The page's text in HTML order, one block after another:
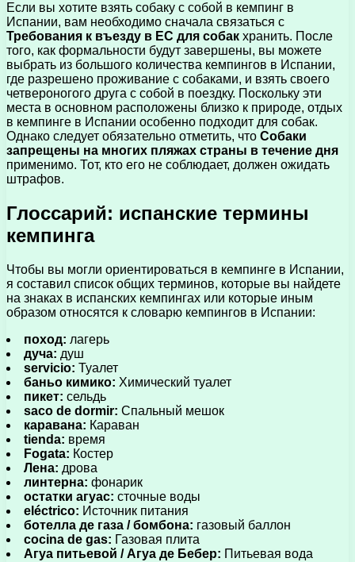
Если вы хотите взять собаку с собой в кемпинг в
Испании, вам необходимо сначала связаться с
Требования к въезду в ЕС для собак хранить. После
того, как формальности будут завершены, вы можете
выбрать из большого количества кемпингов в Испании,
где разрешено проживание с собаками, и взять своего
четвероногого друга с собой в поездку. Поскольку эти
места в основном расположены близко к природе, отдых
в кемпинге в Испании особенно подходит для собак.
Однако следует обязательно отметить, что Собаки
запрещены на многих пляжах страны в течение дня
применимо. Тот, кто его не соблюдает, должен ожидать
штрафов.
Глоссарий: испанские термины
кемпинга
Чтобы вы могли ориентироваться в кемпинге в Испании,
я составил список общих терминов, которые вы найдете
на знаках в испанских кемпингах или которые иным
образом относятся к словарю кемпингов в Испании:
поход: лагерь
дуча: душ
servicio: Туалет
баньо кимико: Химический туалет
пикет: сельдь
saco de dormir: Спальный мешок
каравана: Караван
tienda: время
Fogata: Костер
Лена: дрова
линтерна: фонарик
остатки агуас: сточные воды
eléctrico: Источник питания
ботелла де газа / бомбона: газовый баллон
cocina de gas: Газовая плита
Агуа питьевой / Агуа де Бебер: Питьевая вода